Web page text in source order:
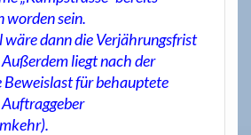
worden sein.
wäre dann die Verjährungsfrist
liegt nach der
Beweislast für behauptete